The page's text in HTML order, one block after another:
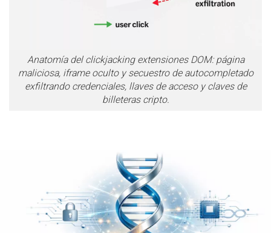
Anatomía del clickjacking extensiones DOM: página
maliciosa, iframe oculto y secuestro de autocompletado
exfiltrando credenciales, llaves de acceso y claves de
billeteras cripto.